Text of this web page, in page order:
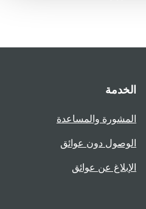
الخدمة
المشورة والمساعدة
الوصول دون عوائق
الإبلاغ عن عوائق